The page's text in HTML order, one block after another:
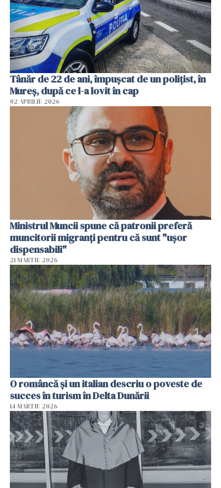
Tânăr de 22 de ani, împușcat de un polițist, în
Mureș, după ce l-a lovit în cap
02 APRILIE 2026
Ministrul Muncii spune că patronii preferă
muncitorii migranți pentru că sunt "uşor
dispensabili"
21 MARTIE 2026
O româncă și un italian descriu o poveste de
succes în turism în Delta Dunării
14 MARTIE 2026